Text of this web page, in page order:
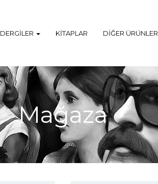
DERGILER KITAPLAR DIĞER ÜRÜNLER
Mağaza